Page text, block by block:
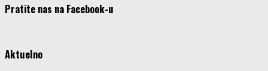
Pratite nas na Facebook-u
Aktuelno